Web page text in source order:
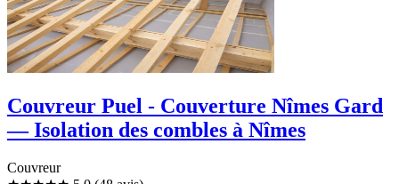
Couvreur Puel - Couverture Nîmes Gard
— Isolation des combles à Nîmes
Couvreur